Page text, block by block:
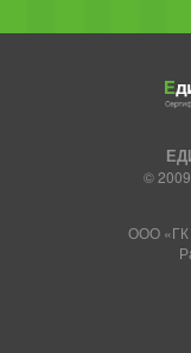
©
ООО «ГК